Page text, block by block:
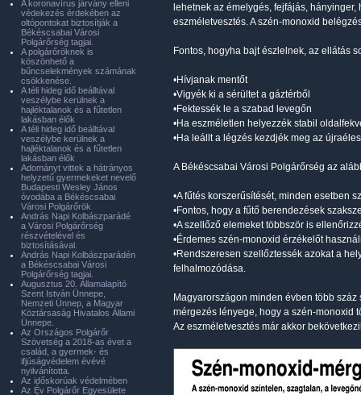
lehetnek az émelygés, fejfájás,
eszméletvesztés. A szén-monoxid
Fontos, hogyha bajt észlelnek, az ellátás
•Hívjanak mentőt
•Vigyék ki a sérültet a gáztérből
•Fektessék le a szabad levegőn
•Ha eszméletlen helyezzék stabil
•Ha leállt a légzés kezdjék meg az
A Békéscsabai Városi Polgárőrség az
•A fűtés korszerűsítését, minden esetben
•Fontos, hogy a fűtő berendezések
•A szellőző elemeket többször is
•Érdemes szén-monoxid érzékelőt
•Rendszeresen szellőztessék azokat a
felhalmozódása.
Magyarországon minden évben több
mérgezés lényege, hogy a szén-monoxid
Az eszméletvesztés már akkor
A koronavírus járvány elleni
védekezés érdekében az
oltópontokat biztosítják a
Békéscsabai Városi
Polgárőrség tagjai.
A polgárőröknek is
köszönhető a
bűncselekmények számának
csökkenése.
A téli hideg idő beálltával
veszélybe kerülnek a
hajléktalanok és a fűtetlen
lakásban élők
A téli hideg idő beálltával
veszélybe kerülnek a
hajléktalanok és a fűtetlen
lakásban élők
Adományt vittek a hátrányos
helyzetű gyermekeket nevelő
Budapesti Wesley János
óvodába a Békéscsabai
Városi Polgárőrök
András Napi Kolbászparádé
a Városi Polgárőrség
részvételével és
biztosításával.
András Napi Kolbászparádén
a Békéscsabai Városi
Polgárőrség tagjai.
Augusztus 20. Államalapító
Szent István Ünnepe,
Nemzeti Ünnep, a Magyar
Köztársaság Hivatalos Állami
Ünnepe.
Az Országos Polgárőr
Szövetség a 2018-as évet a
család, a gyermek- és
ifjúságvédelem évévé
nyilvánította.
Az időskorúak védelmében
Az Év Polgárőr Egyesülete